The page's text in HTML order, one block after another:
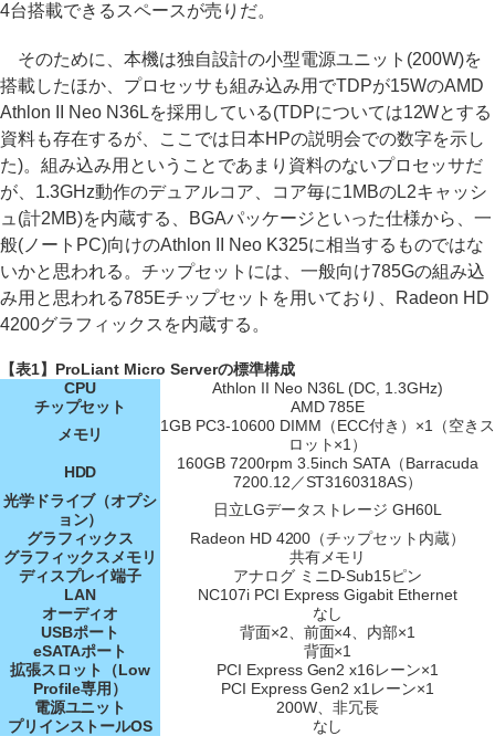
4台搭載できるスペースが売りだ。
そのために、本機は独自設計の小型電源ユニット(200W)を
搭載したほか、プロセッサも組み込み用でTDPが15WのAMD
Athlon II Neo N36Lを採用している(TDPについては12Wとする
資料も存在するが、ここでは日本HPの説明会での数字を示し
た)。組み込み用ということであまり資料のないプロセッサだ
が、1.3GHz動作のデュアルコア、コア毎に1MBのL2キャッシ
ュ(計2MB)を内蔵する、BGAパッケージといった仕様から、一
般(ノートPC)向けのAthlon II Neo K325に相当するものではな
いかと思われる。チップセットには、一般向け785Gの組み込
み用と思われる785Eチップセットを用いており、Radeon HD
4200グラフィックスを内蔵する。
【表1】ProLiant Micro Serverの標準構成
CPU
Athlon II Neo N36L (DC, 1.3GHz)
チップセット
AMD 785E
メモリ
1GB PC3-10600 DIMM（ECC付き）×1（空きス
ロット×1）
HDD
160GB 7200rpm 3.5inch SATA（Barracuda
7200.12／ST3160318AS）
光学ドライブ（オプシ
ョン）
日立LGデータストレージ GH60L
グラフィックス
Radeon HD 4200（チップセット内蔵）
グラフィックスメモリ
共有メモリ
ディスプレイ端子
アナログ ミニD-Sub15ピン
LAN
NC107i PCI Express Gigabit Ethernet
オーディオ
なし
USBポート
背面×2、前面×4、内部×1
eSATAポート
背面×1
拡張スロット（Low
Profile専用）
PCI Express Gen2 x16レーン×1
PCI Express Gen2 x1レーン×1
電源ユニット
200W、非冗長
プリインストールOS
なし